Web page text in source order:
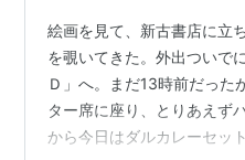
絵画を見て、新古書店に立
を覗いてきた。外出ついで
Ｄ」へ。まだ13時前だった
ター席に座り、とりあえず
から今日はダルカレーセッ